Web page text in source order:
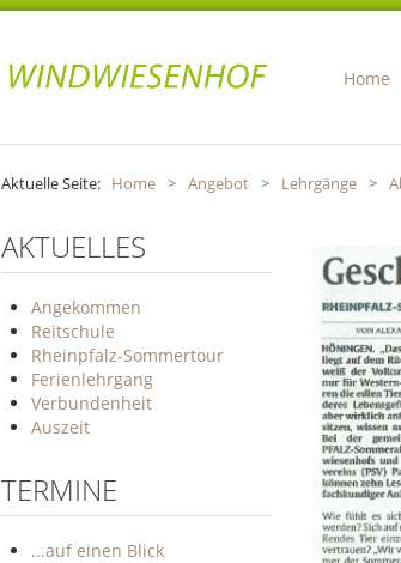
Home
Aktuelle Seite: Home > Angebot > Lehrgänge >
AKTUELLES
Angekommen
Reitschule
Rheinpfalz-Sommertour
Ferienlehrgang
Verbundenheit
Auszeit
TERMINE
...auf einen Blick